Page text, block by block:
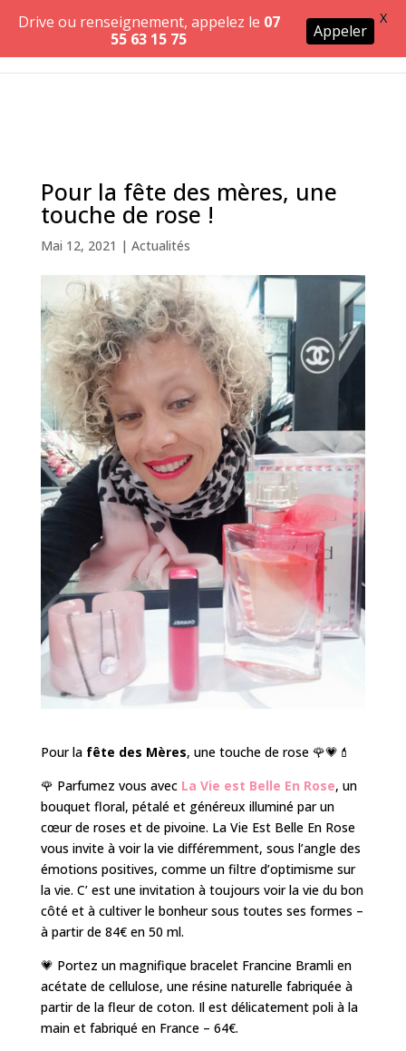
Pour la fête des mères, une
touche de rose !
Mai 12, 2021 | Actualités
Pour la fête des Mères, une touche de rose 🌹💗💄
🌹 Parfumez vous avec La Vie est Belle En Rose, un
bouquet floral, pétalé et généreux illuminé par un
cœur de roses et de pivoine. La Vie Est Belle En Rose
vous invite à voir la vie différemment, sous l’angle des
émotions positives, comme un filtre d’optimisme sur
la vie. C’ est une invitation à toujours voir la vie du bon
côté et à cultiver le bonheur sous toutes ses formes –
à partir de 84€ en 50 ml.
💗 Portez un magnifique bracelet Francine Bramli en
acétate de cellulose, une résine naturelle fabriquée à
partir de la fleur de coton. Il est délicatement poli à la
main et fabriqué en France – 64€.
Drive ou renseignement, appelez le 07
55 63 15 75
Appeler
X